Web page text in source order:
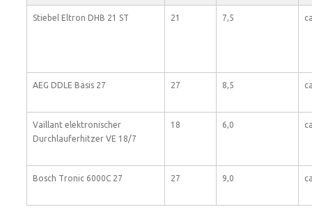
Stiebel Eltron DHB 21 ST 21 7,5
AEG DDLE Basis 27 27 8,5
Vaillant elektronischer
Durchlauferhitzer VE 18/7
18 6,0
Bosch Tronic 6000C 27 27 9,0